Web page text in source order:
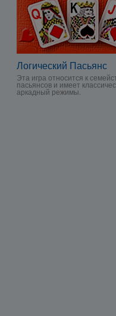
Логический Пасьянс
Эта игра относится к
пасьянсов и имеет
аркадный режимы.